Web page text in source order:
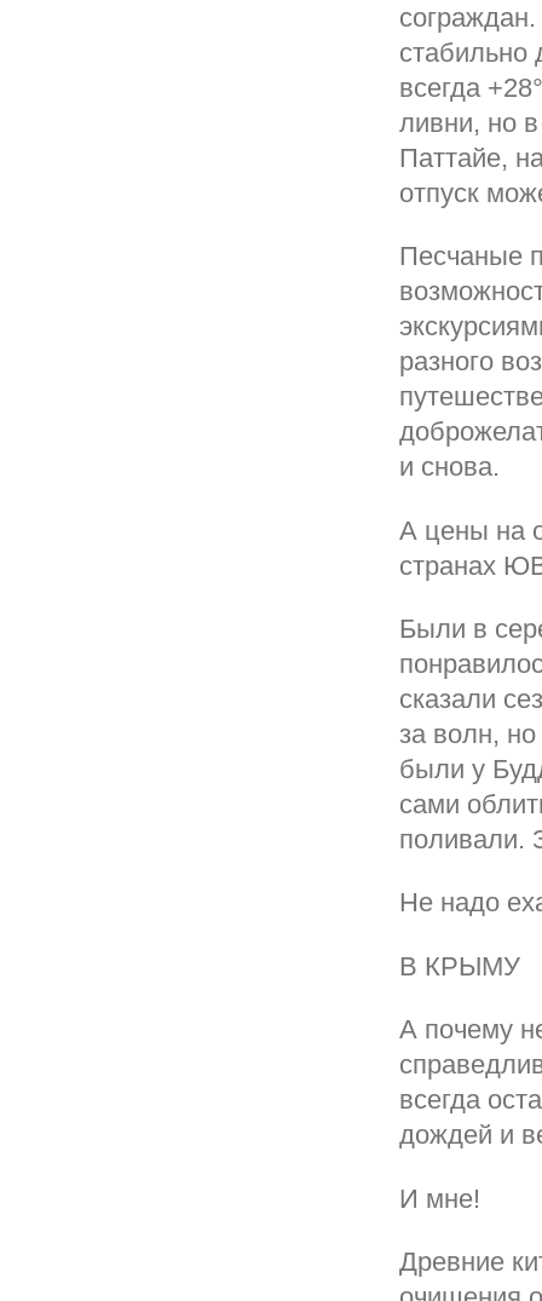
стабильно
всегда
ливни, но
Паттайе,
отпуск
Песчаные
разного
и снова.
А цены на
странах
Были в
сказали
за волн,
были у
сами
поливали.
Не надо
В КРЫМУ
А почему
всегда
дождей и
И мне!
Древние